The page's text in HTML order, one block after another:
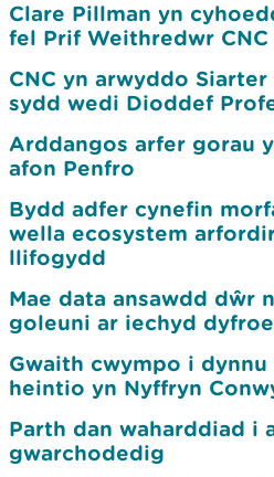
Clare Pillman yn
fel Prif Weithredwr CNC
CNC yn arwyddo
sydd wedi Dioddef
Arddangos arfer gorau
afon Penfro
Bydd adfer cynefin
wella ecosystem
llifogydd
Mae data ansawdd dŵr
goleuni ar iechyd
Gwaith cwympo i dynnu
heintio yn Nyffryn
Parth dan waharddiad i
gwarchodedig